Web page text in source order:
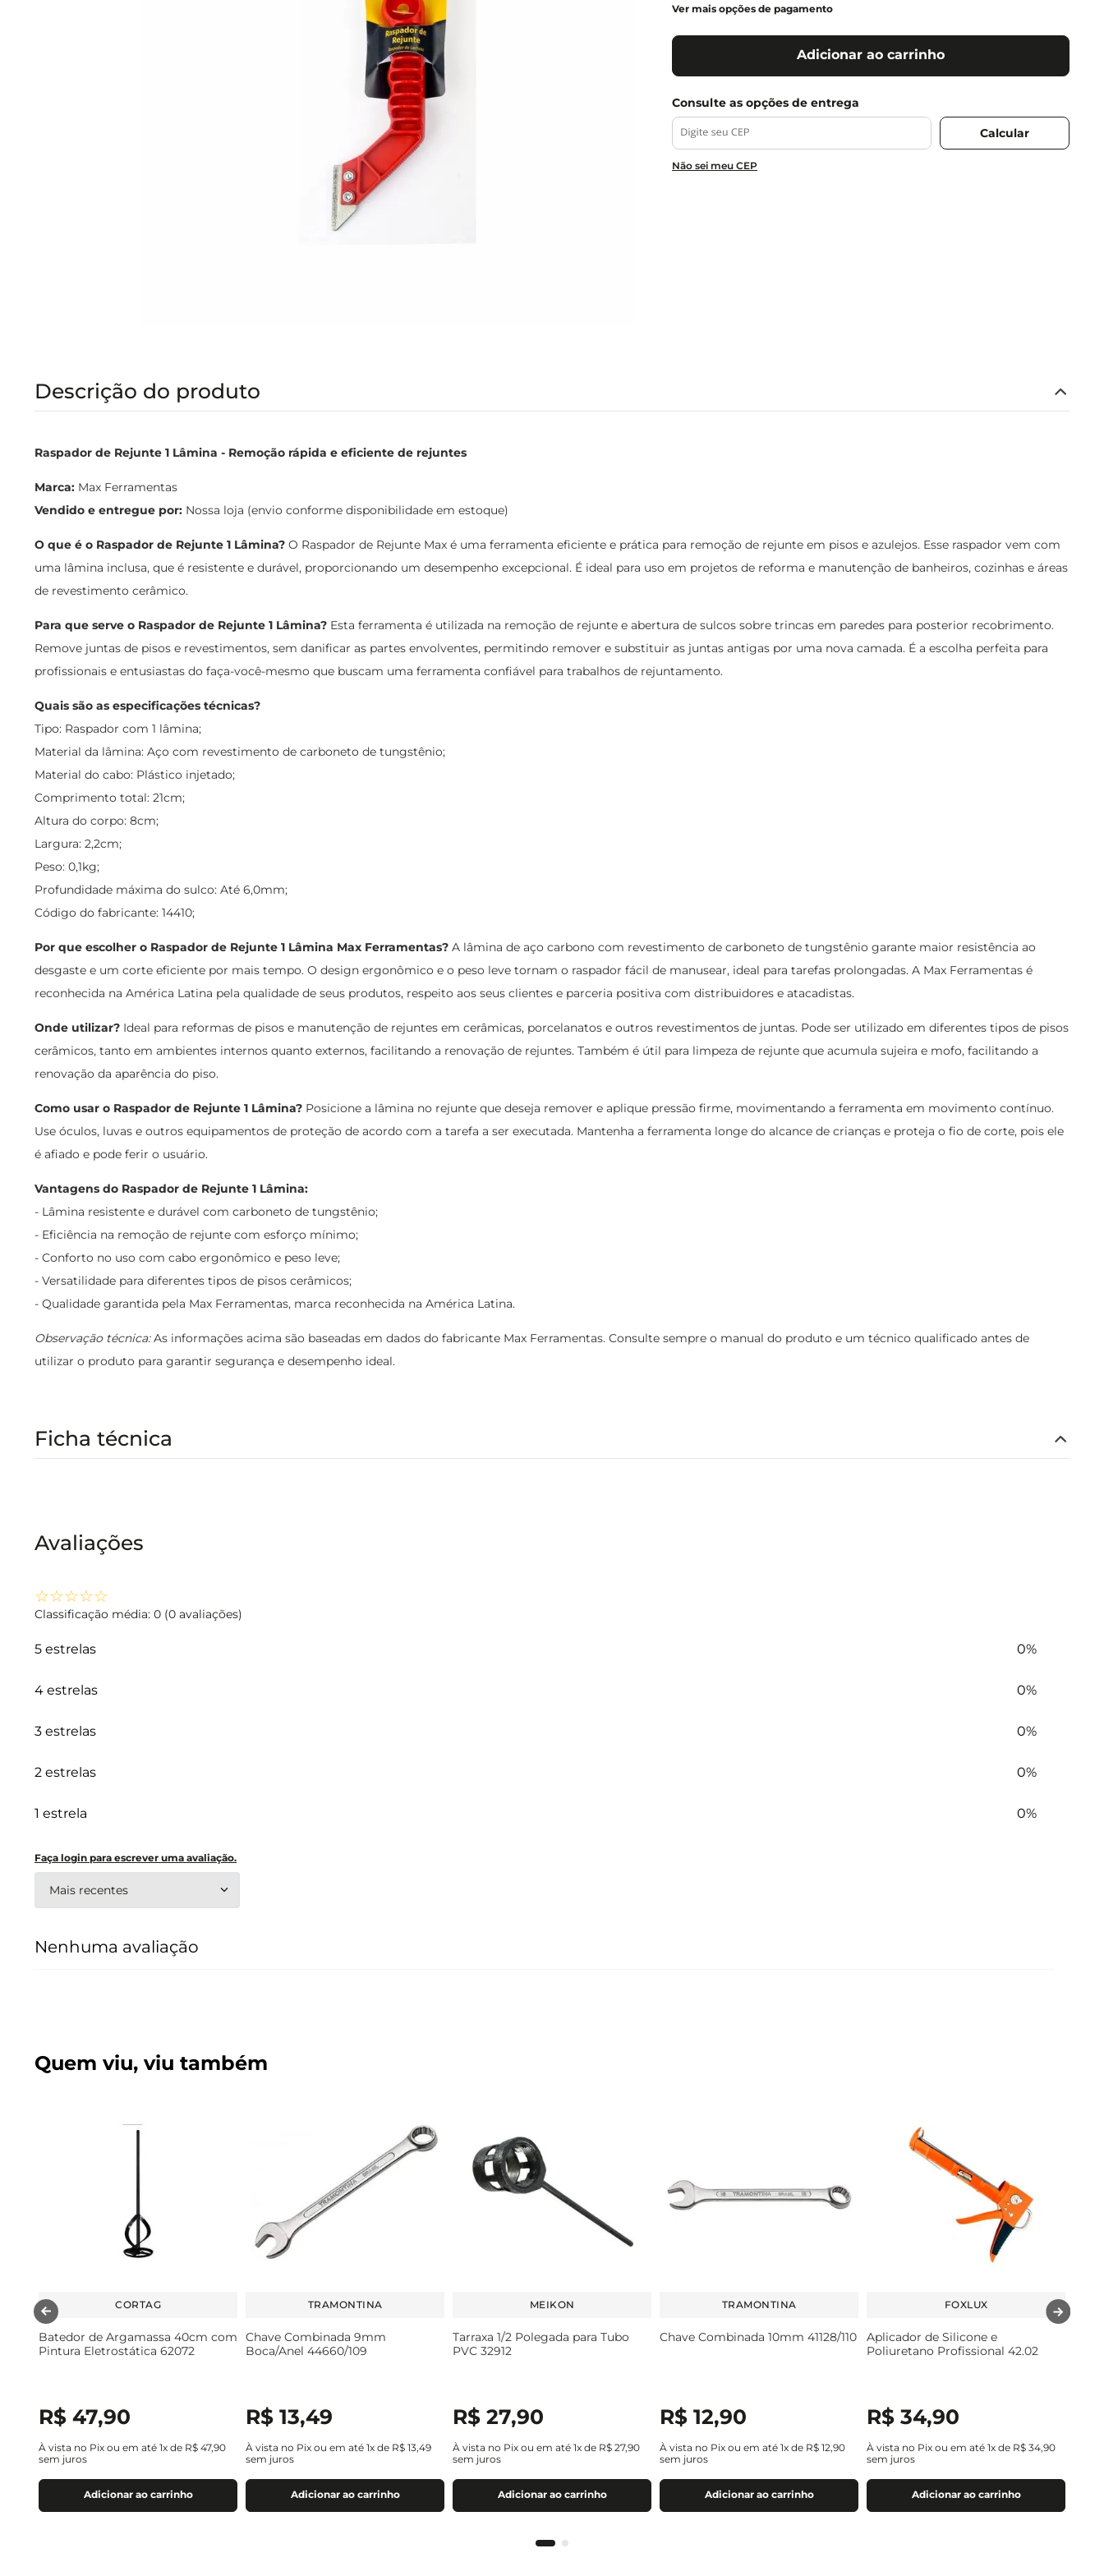
Ver mais opções de pagamento
Adicionar ao carrinho
Não sei meu CEP
Descrição do produto
Raspador de Rejunte 1 Lâmina - Remoção rápida e eficiente de rejuntes
Marca: Max Ferramentas
Vendido e entregue por: Nossa loja (envio conforme disponibilidade em estoque)
O que é o Raspador de Rejunte 1 Lâmina? O Raspador de Rejunte Max é uma ferramenta eficiente e prática para remoção de rejunte em pisos e azulejos. Esse raspador vem com
uma lâmina inclusa, que é resistente e durável, proporcionando um desempenho excepcional. É ideal para uso em projetos de reforma e manutenção de banheiros, cozinhas e áreas
de revestimento cerâmico.
Para que serve o Raspador de Rejunte 1 Lâmina? Esta ferramenta é utilizada na remoção de rejunte e abertura de sulcos sobre trincas em paredes para posterior recobrimento.
Remove juntas de pisos e revestimentos, sem danificar as partes envolventes, permitindo remover e substituir as juntas antigas por uma nova camada. É a escolha perfeita para
profissionais e entusiastas do faça-você-mesmo que buscam uma ferramenta confiável para trabalhos de rejuntamento.
Quais são as especificações técnicas?
Tipo: Raspador com 1 lâmina;
Material da lâmina: Aço com revestimento de carboneto de tungstênio;
Material do cabo: Plástico injetado;
Comprimento total: 21cm;
Altura do corpo: 8cm;
Largura: 2,2cm;
Peso: 0,1kg;
Profundidade máxima do sulco: Até 6,0mm;
Código do fabricante: 14410;
Por que escolher o Raspador de Rejunte 1 Lâmina Max Ferramentas? A lâmina de aço carbono com revestimento de carboneto de tungstênio garante maior resistência ao
desgaste e um corte eficiente por mais tempo. O design ergonômico e o peso leve tornam o raspador fácil de manusear, ideal para tarefas prolongadas. A Max Ferramentas é
reconhecida na América Latina pela qualidade de seus produtos, respeito aos seus clientes e parceria positiva com distribuidores e atacadistas.
Onde utilizar? Ideal para reformas de pisos e manutenção de rejuntes em cerâmicas, porcelanatos e outros revestimentos de juntas. Pode ser utilizado em diferentes tipos de pisos
cerâmicos, tanto em ambientes internos quanto externos, facilitando a renovação de rejuntes. Também é útil para limpeza de rejunte que acumula sujeira e mofo, facilitando a
renovação da aparência do piso.
Como usar o Raspador de Rejunte 1 Lâmina? Posicione a lâmina no rejunte que deseja remover e aplique pressão firme, movimentando a ferramenta em movimento contínuo.
Use óculos, luvas e outros equipamentos de proteção de acordo com a tarefa a ser executada. Mantenha a ferramenta longe do alcance de crianças e proteja o fio de corte, pois ele
é afiado e pode ferir o usuário.
Vantagens do Raspador de Rejunte 1 Lâmina:
- Lâmina resistente e durável com carboneto de tungstênio;
- Eficiência na remoção de rejunte com esforço mínimo;
- Conforto no uso com cabo ergonômico e peso leve;
- Versatilidade para diferentes tipos de pisos cerâmicos;
- Qualidade garantida pela Max Ferramentas, marca reconhecida na América Latina.
Observação técnica:As informações acima são baseadas em dados do fabricante Max Ferramentas. Consulte sempre o manual do produto e um técnico qualificado antes de
utilizar o produto para garantir segurança e desempenho ideal.
Ficha técnica
Avaliações
☆☆☆☆☆
Classificação média: 0 (0 avaliações)
5 estrelas 0%
4 estrelas 0%
3 estrelas 0%
2 estrelas 0%
1 estrela 0%
Faça login para escrever uma avaliação.
Mais recentes
Nenhuma avaliação
Quem viu, viu também
CORTAG
Batedor de Argamassa 40cm com
Pintura Eletrostática 62072
R$ 47,90
À vista no Pix ou em até 1x de R$ 47,90
sem juros
Adicionar ao carrinho
TRAMONTINA
Chave Combinada 9mm
Boca/Anel 44660/109
R$ 13,49
À vista no Pix ou em até 1x de R$ 13,49
sem juros
Adicionar ao carrinho
MEIKON
Tarraxa 1/2 Polegada para Tubo
PVC 32912
R$ 27,90
À vista no Pix ou em até 1x de R$ 27,90
sem juros
Adicionar ao carrinho
TRAMONTINA
Chave Combinada 10mm 41128/110
R$ 12,90
À vista no Pix ou em até 1x de R$ 12,90
sem juros
Adicionar ao carrinho
FOXLUX
Aplicador de Silicone e
Poliuretano Profissional 42.02
R$ 34,90
À vista no Pix ou em até 1x de R$ 34,90
sem juros
Adicionar ao carrinho